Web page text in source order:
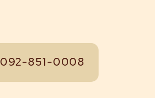
tel
092-851-0008